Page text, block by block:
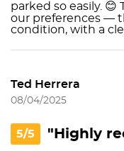
parked so easily.
our preferences —
condition, with a
Ted Herrera
08/04/2025
5/5 "Highly